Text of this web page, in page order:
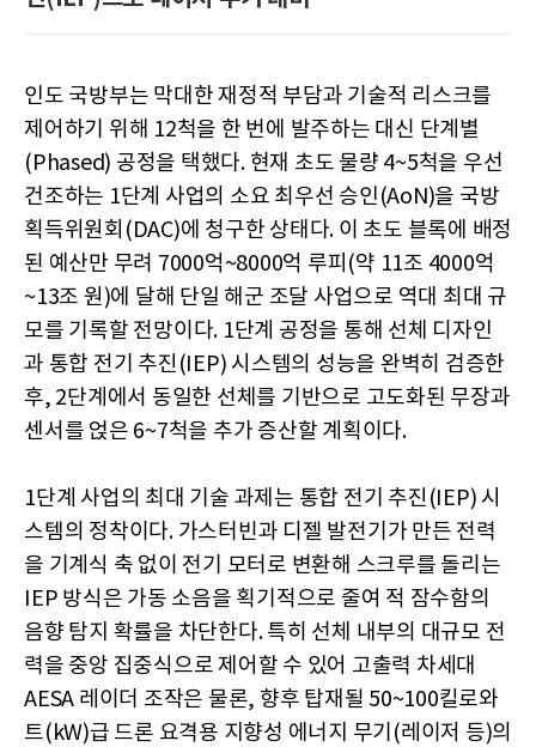
인도 국방부는 막대한 재정적 부담과 기술적 리스크를
제어하기 위해 12척을 한 번에 발주하는 대신 단계별
(Phased) 공정을 택했다. 현재 초도 물량 4~5척을 우선
건조하는 1단계 사업의 소요 최우선 승인(AoN)을 국방
획득위원회(DAC)에 청구한 상태다. 이 초도 블록에 배정
된 예산만 무려 7000억~8000억 루피(약 11조 4000억
~13조 원)에 달해 단일 해군 조달 사업으로 역대 최대 규
모를 기록할 전망이다. 1단계 공정을 통해 선체 디자인
과 통합 전기 추진(IEP) 시스템의 성능을 완벽히 검증한
후, 2단계에서 동일한 선체를 기반으로 고도화된 무장과
센서를 얹은 6~7척을 추가 증산할 계획이다.
1단계 사업의 최대 기술 과제는 통합 전기 추진(IEP) 시
스템의 정착이다. 가스터빈과 디젤 발전기가 만든 전력
을 기계식 축 없이 전기 모터로 변환해 스크루를 돌리는
IEP 방식은 가동 소음을 획기적으로 줄여 적 잠수함의
음향 탐지 확률을 차단한다. 특히 선체 내부의 대규모 전
력을 중앙 집중식으로 제어할 수 있어 고출력 차세대
AESA 레이더 조작은 물론, 향후 탑재될 50~100킬로와
트(kW)급 드론 요격용 지향성 에너지 무기(레이저 등)의